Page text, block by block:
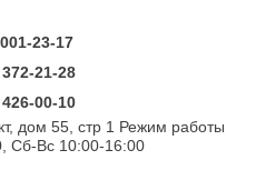
23-17
21-28
00-10
дом 55, стр 1 Режим работы
Сб-Вс 10:00-16:00